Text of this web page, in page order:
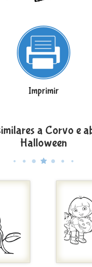
Imprimir
a Corvo e
Halloween